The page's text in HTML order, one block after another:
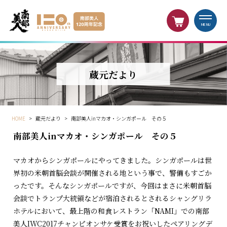
MENU
蔵元だより
HOME > 蔵元だより > 南部美人inマカオ・シンガポール その５
南部美人inマカオ・シンガポール その５
マカオからシンガポールにやってきました。シンガポールは世
界初の米朝首脳会談が開催される地という事で、警備もすごか
ったです。そんなシンガポールですが、今回はまさに米朝首脳
会談でトランプ大統領などが宿泊されるとされるシャングリラ
ホテルにおいて、最上階の和食レストラン「NAMI」での南部
美人IWC2017チャンピオンサケ受賞をお祝いしたペアリングデ